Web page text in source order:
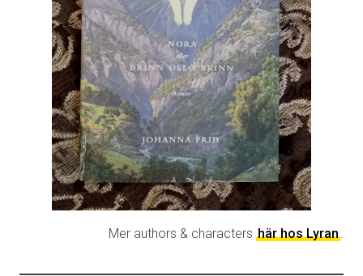
Mer authors & characters här hos Lyran